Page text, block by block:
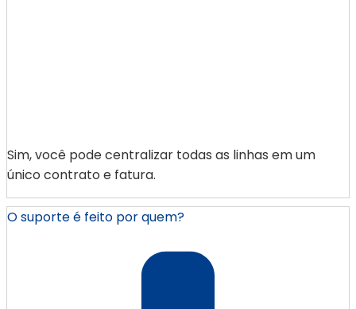
Sim, você pode centralizar todas as linhas em um
único contrato e fatura.
O suporte é feito por quem?